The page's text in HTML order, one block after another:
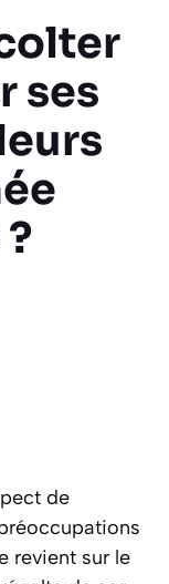
ses
de
revient sur le